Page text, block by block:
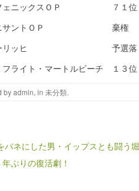
ェニックスＯＰ ７１位
ニサントＯＰ 棄権
ーリッヒ 予選落
ライト・マートルビーチ １３位
byadmin, in 未分類.
ネにした男・イップスとも闘う
ぶりの復活劇！